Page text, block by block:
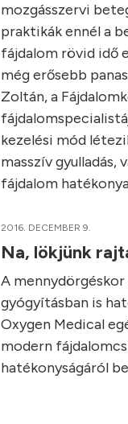
mozgásszervi
praktikák ennél a
fájdalom rövid idő
még erősebb
Zoltán, a
kezelési mód
masszív gyulladás,
fájdalom
2016. DECEMBER 9.
Na, lökjünk
A
gyógyításban is
Oxygen Medical
modern
hatékonyságáról